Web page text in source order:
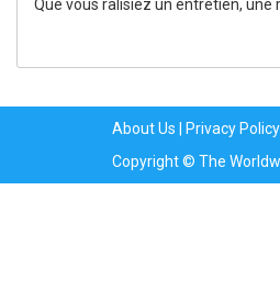
Que vous ralisiez un entretien, une
About Us | Privacy Policy
Copyright © The